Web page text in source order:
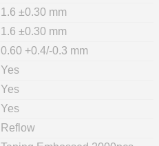
1.6 ±0.30 mm
1.6 ±0.30 mm
0.60 +0.4/-0.3 mm
Yes
Yes
Yes
Reflow